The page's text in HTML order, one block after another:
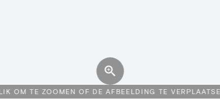
OM TE ZOOMEN OF DE AFBEELDING TE